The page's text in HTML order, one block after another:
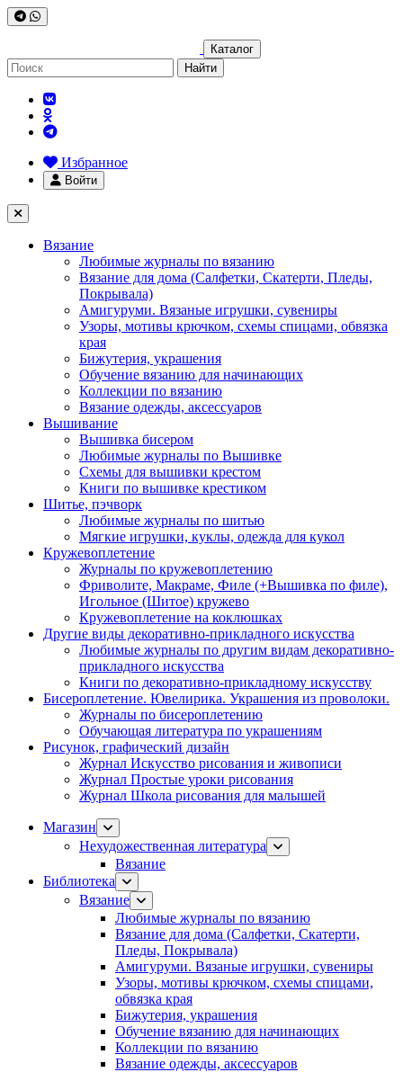
Каталог
Найти
Избранное
Войти
Вязание
Любимые журналы по вязанию
Вязание для дома (Салфетки, Скатерти, Пледы,
Покрывала)
Амигуруми. Вязаные игрушки, сувениры
Узоры, мотивы крючком, схемы спицами, обвязка
края
Бижутерия, украшения
Обучение вязанию для начинающих
Коллекции по вязанию
Вязание одежды, аксессуаров
Вышивание
Вышивка бисером
Любимые журналы по Вышивке
Схемы для вышивки крестом
Книги по вышивке крестиком
Шитье, пэчворк
Любимые журналы по шитью
Мягкие игрушки, куклы, одежда для кукол
Кружевоплетение
Журналы по кружевоплетению
Фриволите, Макраме, Филе (+Вышивка по филе),
Игольное (Шитое) кружево
Кружевоплетение на коклюшках
Другие виды декоративно-прикладного искусства
Любимые журналы по другим видам декоративно-
прикладного искусства
Книги по декоративно-прикладному искусству
Бисероплетение. Ювелирика. Украшения из проволоки.
Журналы по бисероплетению
Обучающая литература по украшениям
Рисунок, графический дизайн
Журнал Искусство рисования и живописи
Журнал Простые уроки рисования
Журнал Школа рисования для малышей
Магазин
Нехудожественная литература
Вязание
Библиотека
Вязание
Любимые журналы по вязанию
Вязание для дома (Салфетки, Скатерти,
Пледы, Покрывала)
Амигуруми. Вязаные игрушки, сувениры
Узоры, мотивы крючком, схемы спицами,
обвязка края
Бижутерия, украшения
Обучение вязанию для начинающих
Коллекции по вязанию
Вязание одежды, аксессуаров